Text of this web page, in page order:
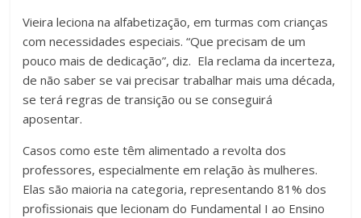
Vieira leciona na alfabetização, em turmas com crianças
com necessidades especiais. “Que precisam de um
pouco mais de dedicação”, diz. Ela reclama da incerteza,
de não saber se vai precisar trabalhar mais uma década,
se terá regras de transição ou se conseguirá
aposentar.
Casos como este têm alimentado a revolta dos
professores, especialmente em relação às mulheres.
Elas são maioria na categoria, representando 81% dos
profissionais que lecionam do Fundamental I ao Ensino